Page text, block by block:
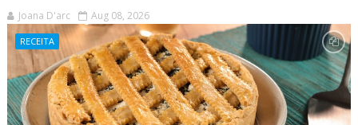
Joana D'arc Aug 08, 2026
RECEITA